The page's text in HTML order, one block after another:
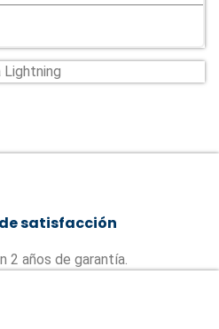
Lightning
satisfacción
2 años de garantía.